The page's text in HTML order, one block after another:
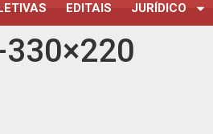
EDITAIS JURÍDICO